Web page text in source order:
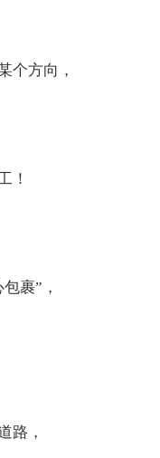
方向，
！
裹”，
路，